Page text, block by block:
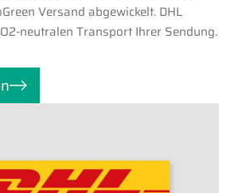
Versand abgewickelt. DHL
neutralen Transport Ihrer Sendung.